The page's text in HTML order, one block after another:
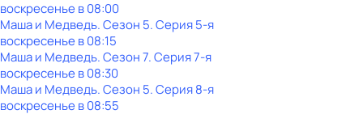
воскресенье в08:00
Маша и Медведь. Сезон 5. Серия 5-я
воскресенье в08:15
Маша и Медведь. Сезон 7. Серия 7-я
воскресенье в08:30
Маша и Медведь. Сезон 5. Серия 8-я
воскресенье в08:55